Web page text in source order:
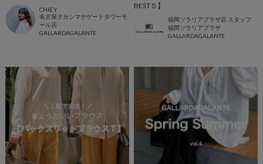
CHIE.Y
名古屋タカシマヤゲートタワーモ
ール店
GALLARDAGALANTE
BEST５】
福岡ソラリアプラザ店 スタッフ
福岡ソラリアプラザ
GALLARDAGALANTE